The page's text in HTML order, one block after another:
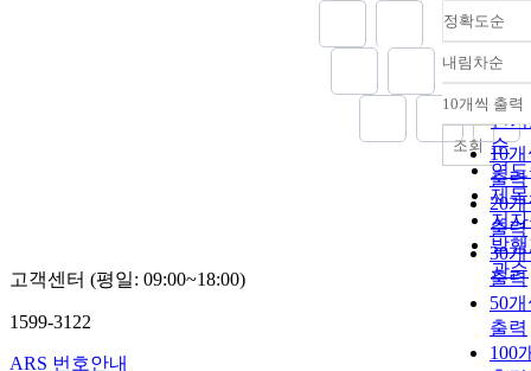
정확도순
정
순
인
순
연
제
저
발
관순
내림차순
내
10개씩 출력
10
출력
20
출력
30
출력
50
출력
100
조회
고객센터 (평일: 09:00~18:00)
1599-3122
ARS 번호안내